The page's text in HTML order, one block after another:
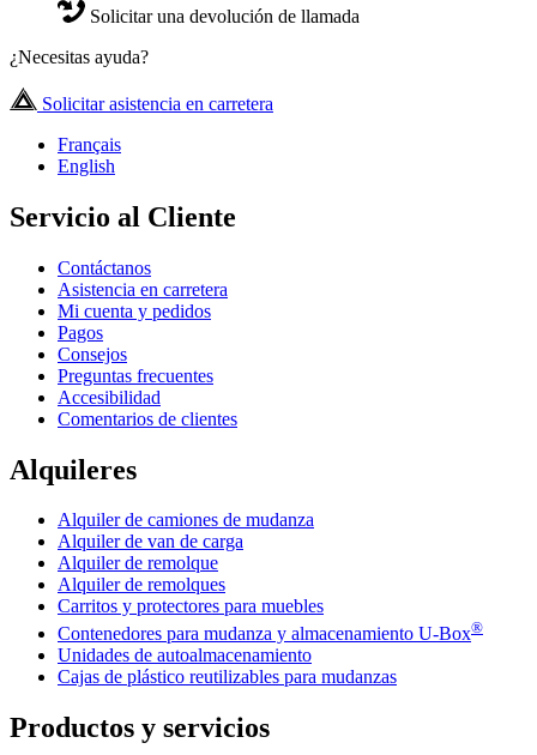
Solicitar una devolución de llamada
¿Necesitas ayuda?
Solicitar asistencia en carretera
Français
English
Servicio al Cliente
Contáctanos
Asistencia en carretera
Mi cuenta y pedidos
Pagos
Consejos
Preguntas frecuentes
Accesibilidad
Comentarios de clientes
Alquileres
Alquiler de camiones de mudanza
Alquiler de van de carga
Alquiler de remolque
Alquiler de remolques
Carritos y protectores para muebles
Contenedores para mudanza y almacenamiento U-Box®
Unidades de autoalmacenamiento
Cajas de plástico reutilizables para mudanzas
Productos y servicios